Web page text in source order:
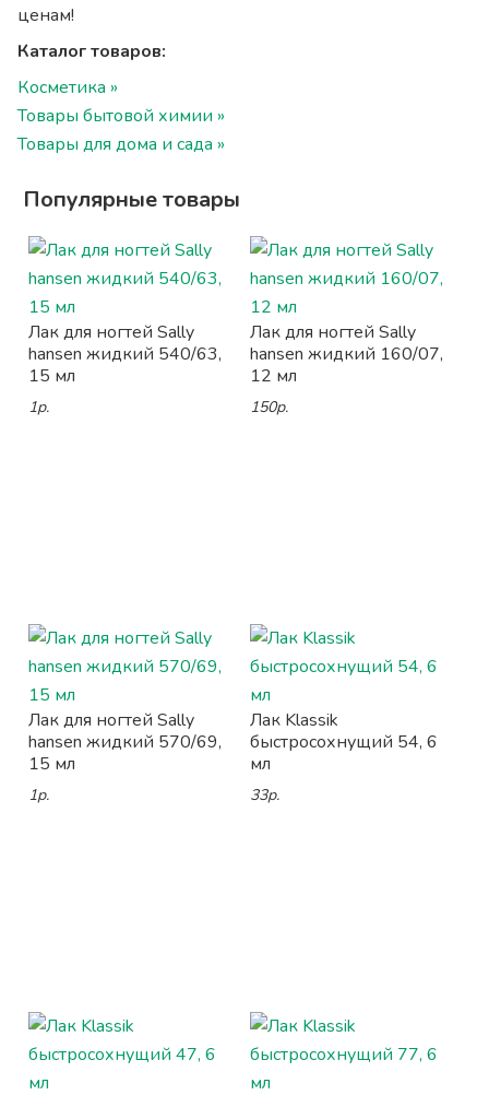
ценам!
Каталог товаров:
Косметика »
Товары бытовой химии »
Товары для дома и сада »
Популярные товары
Лак для ногтей Sally
hansen жидкий 540/63,
15 мл
1р.
Лак для ногтей Sally
hansen жидкий 160/07,
12 мл
150р.
Лак для ногтей Sally
hansen жидкий 570/69,
15 мл
1р.
Лак Klassik
быстросохнущий 54, 6
мл
33р.